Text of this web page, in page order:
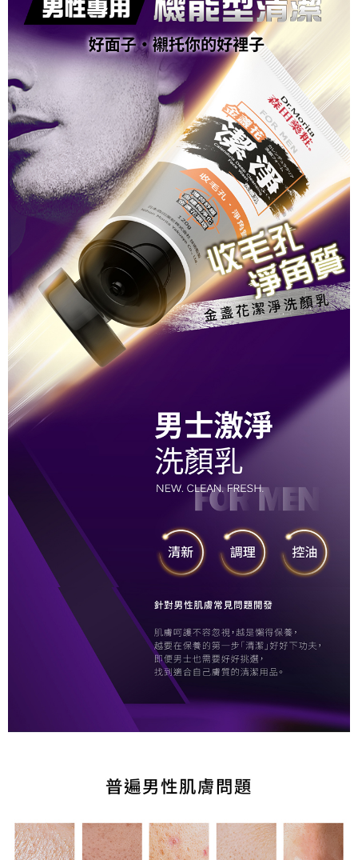
任。
４．使用「AFTEE先享後付」時，將依據個別帳號之用戶狀況，依本公司即
時審查核予不同之上限額度；若仍有額度不足之情形，本公司將視審查結果
請求用戶進行身份認證。
５．嚴禁一人註冊多個帳號或使用他人資訊註冊。若發現惡意使用之情形，
恩沛科技股份有限公司將有權停止該用戶之使用額度並採取法律行動。
每筆NT$100，滿NT$790(含以上)免運費
付款後寶雅門市自取(由倉庫統一出貨)
每筆NT$80，滿NT$290(含以上)免運費